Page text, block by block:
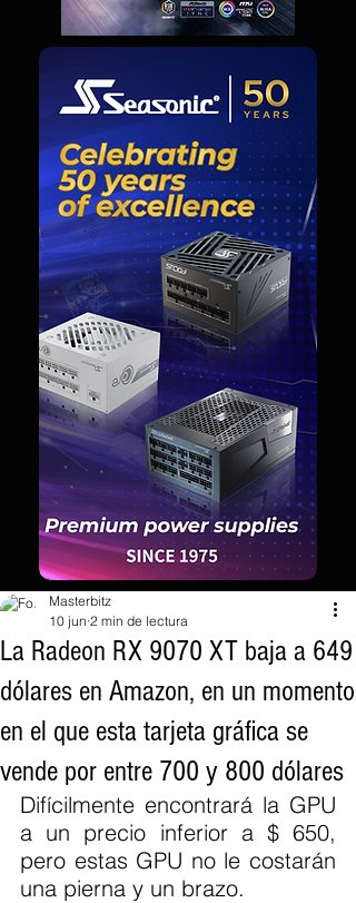
La Radeon RX 9070 XT baja a 649
dólares en Amazon, en un momento
en el que esta tarjeta gráfica se
vende por entre 700 y 800 dólares
Masterbitz
10 jun 2 min de lectura
Difícilmente encontrará la GPU
a un precio inferior a $ 650,
pero estas GPU no le costarán
una pierna y un brazo.